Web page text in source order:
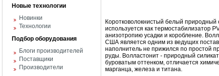
Новые технологии
Новинки
Технологии
Подбор оборудования
Блоги производителей
Поставщики
Производители
Коротковолокнистый белый природный
используется как термостабилизатор
анизотропию усадки и коробление.
США является одним из ведущих
наполнитель не прижился по простой
руды. Волластонит - природный
буроватым оттенком, отличается
марганца, железа и титана.